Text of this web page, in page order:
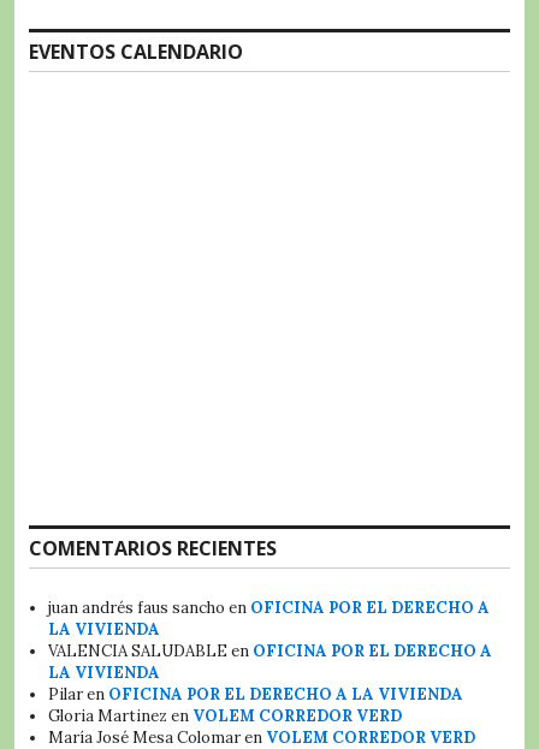
EVENTOS CALENDARIO
COMENTARIOS RECIENTES
juan andrés faus sancho en OFICINA POR EL DERECHO A
LA VIVIENDA
VALENCIA SALUDABLE en OFICINA POR EL DERECHO A
LA VIVIENDA
Pilaren OFICINA POR EL DERECHO A LA VIVIENDA
Gloria Martinez en VOLEM CORREDOR VERD
María José Mesa Colomaren VOLEM CORREDOR VERD